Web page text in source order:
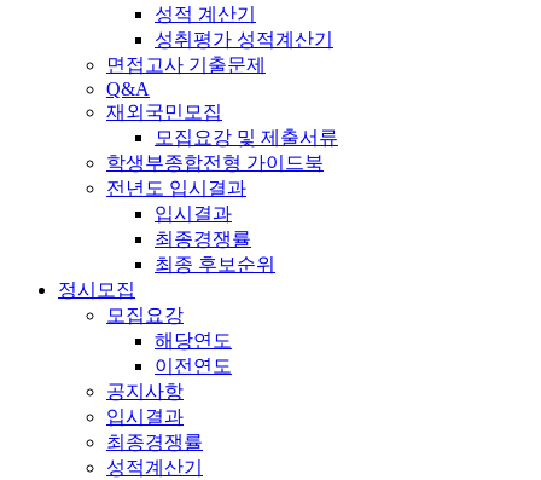
성적 계산기
성취평가 성적계산기
면접고사 기출문제
Q&A
재외국민모집
모집요강 및 제출서류
학생부종합전형 가이드북
전년도 입시결과
입시결과
최종경쟁률
최종 후보순위
정시모집
모집요강
해당연도
이전연도
공지사항
입시결과
최종경쟁률
성적계산기